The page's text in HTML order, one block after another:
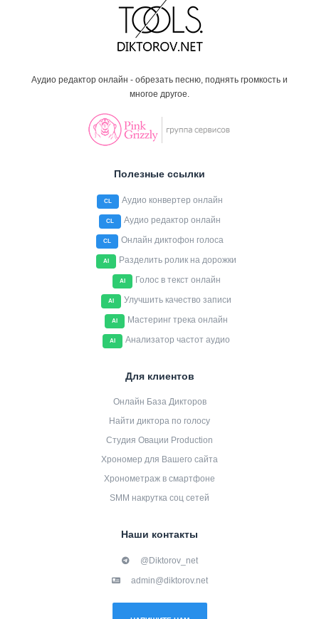
Аудио редактор онлайн - обрезать песню, поднять громкость и
многое другое.
Полезные ссылки
CL Аудио конвертер онлайн
CL Аудио редактор онлайн
CL Онлайн диктофон голоса
AI Разделить ролик на дорожки
AI Голос в текст онлайн
AI Улучшить качество записи
AI Мастеринг трека онлайн
AI Анализатор частот аудио
Для клиентов
Онлайн База Дикторов
Найти диктора по голосу
Студия Овации Production
Хрономер для Вашего сайта
Хронометраж в смартфоне
SMM накрутка соц сетей
Наши контакты
@Diktorov_net
admin@diktorov.net